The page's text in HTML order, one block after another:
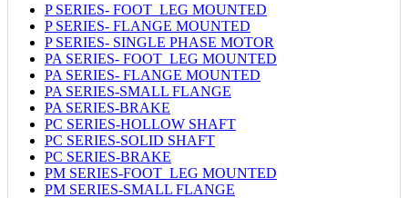
P SERIES- FOOT_LEG MOUNTED
P SERIES- FLANGE MOUNTED
P SERIES- SINGLE PHASE MOTOR
PA SERIES- FOOT_LEG MOUNTED
PA SERIES- FLANGE MOUNTED
PA SERIES-SMALL FLANGE
PA SERIES-BRAKE
PC SERIES-HOLLOW SHAFT
PC SERIES-SOLID SHAFT
PC SERIES-BRAKE
PM SERIES-FOOT_LEG MOUNTED
PM SERIES-SMALL FLANGE